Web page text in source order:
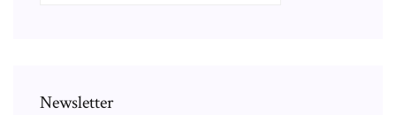
Newsletter